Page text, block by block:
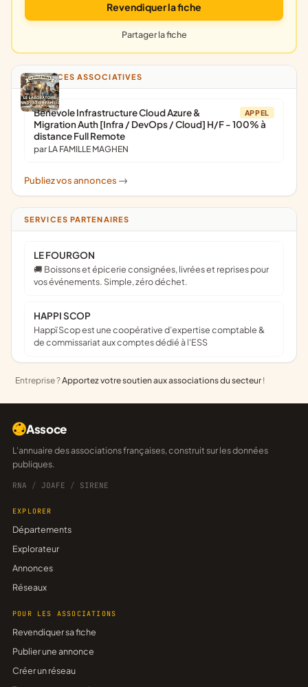
Revendiquer la fiche
Partager la fiche
ANNONCES ASSOCIATIVES
APPEL
Bénévole Infrastructure Cloud Azure &
Migration Auth [Infra / DevOps / Cloud] H/F - 100% à
distance Full Remote
par LA FAMILLE MAGHEN
Publiez vos annonces ->
SERVICES PARTENAIRES
LE FOURGON
🚚 Boissons et épicerie consignées, livrées et reprises pour
vos événements. Simple, zéro déchet.
HAPPI SCOP
Happï Scop est une coopérative d’expertise comptable &
de commissariat aux comptes dédié à l'ESS
Entreprise ?Apportez votre soutien aux associations du secteur !
Assoce
L'annuaire des associations françaises, construit sur les données
publiques.
RNA / JOAFE / SIRENE
EXPLORER
Départements
Explorateur
Annonces
Réseaux
POUR LES ASSOCIATIONS
Revendiquer sa fiche
Publier une annonce
Créer un réseau